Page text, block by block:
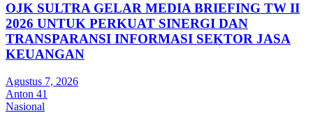
OJK SULTRA GELAR MEDIA BRIEFING TW II
2026 UNTUK PERKUAT SINERGI DAN
TRANSPARANSI INFORMASI SEKTOR JASA
KEUANGAN
Agustus 7, 2026
Anton 41
Nasional